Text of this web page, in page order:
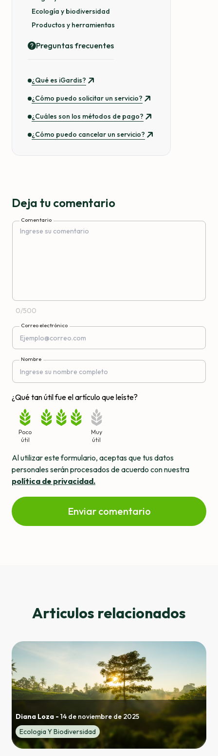
Ecología y biodiversidad
Productos y herramientas
Preguntas frecuentes
¿Qué es iGardis?
¿Cómo puedo solicitar un servicio?
¿Cuáles son los métodos de pago?
¿Cómo puedo cancelar un servicio?
Deja tu comentario
Comentario
0/500
Correo electrónico
Nombre
¿Qué tan útil fue el artículo que leíste?
Poco
útil
Muy
útil
Al utilizar este formulario, aceptas que tus datos
personales serán procesados ​​de acuerdo con nuestra
política de privacidad.
Enviar comentario
Articulos relacionados
Diana Loza - 14 de noviembre de 2025
Ecologia Y Biodiversidad